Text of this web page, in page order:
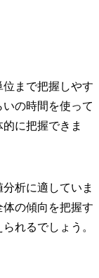
まで把握しやす
の時間を使って
に把握できま
析に適していま
の傾向を把握す
れるでしょう。